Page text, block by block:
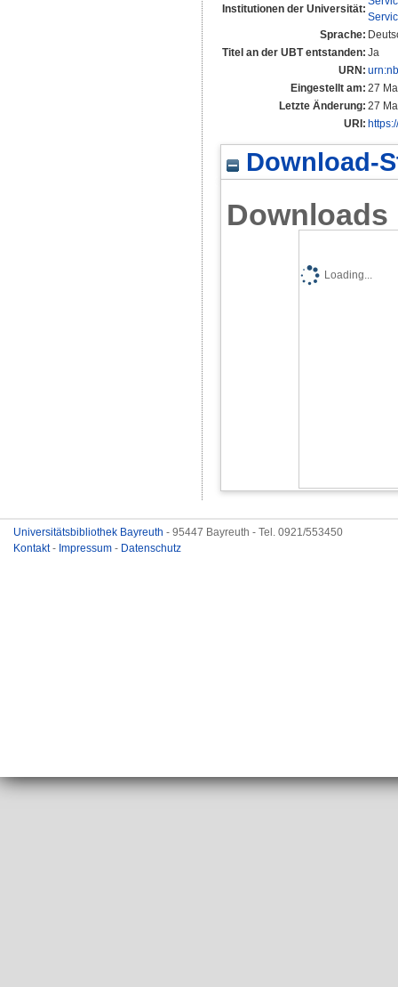
Institutionen der Universität:
Sprache:
Titel an der UBT entstanden: Ja
URN:
Eingestellt am: 27
Letzte Änderung: 27
URI:
Download-
Downloads
Loading...
Universitätsbibliothek Bayreuth - 95447 Bayreuth - Tel. 0921/553450
Kontakt- Impressum - Datenschutz